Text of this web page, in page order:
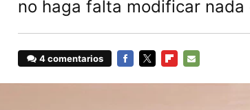
no haga falta modificar nada
4 comentarios